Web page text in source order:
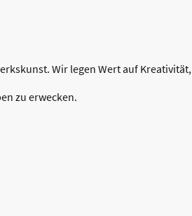
Wir legen Wert auf Kreativität,
zu erwecken.